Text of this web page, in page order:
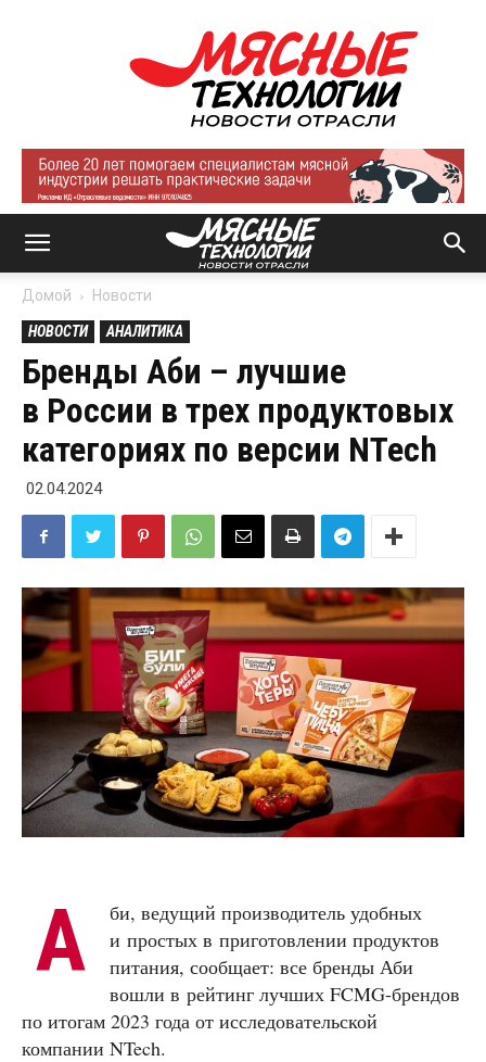
Мясные
технологии
|
Новости
отрасли
Домой Новости
НОВОСТИ АНАЛИТИКА
Бренды Аби – лучшие
в России в трех продуктовых
категориях по версии NTech
02.04.2024
А
би, ведущий производитель удобных
и простых в приготовлении продуктов
питания, сообщает: все бренды Аби
вошли в рейтинг лучших FCMG-брендов
по итогам 2023 года от исследовательской
компании NTech.